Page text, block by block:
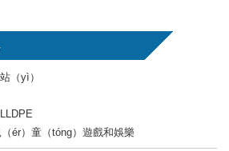
（yì）
ér）童（tóng）遊戲和娛樂